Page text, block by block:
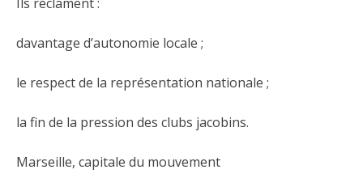
davantage d’autonomie locale ;
le respect de la représentation nationale ;
la fin de la pression des clubs jacobins.
Marseille, capitale du mouvement